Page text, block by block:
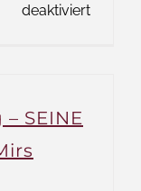
deaktiviertfür
SEINE